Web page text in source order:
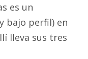
es un
bajo perfil) en
lleva sus tres